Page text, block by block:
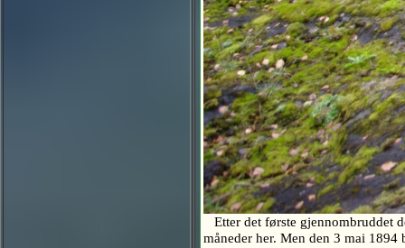
Etter det første gjennombruddet
måneder her. Men den 3 mai